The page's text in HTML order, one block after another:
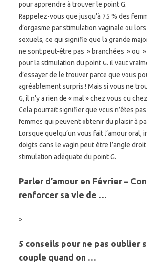
pour apprendre à trouver le point G.
Rappelez-vous que jusqu’à 75 % des
d’orgasme par stimulation vaginale ou
sexuels, ce qui signifie que la grande
ne sont peut-être pas » branchées » ou
pour la stimulation du point G. Il vaut
d’essayer de le trouver parce que vous
agréablement surpris ! Mais si vous ne
G, il n’y a rien de « mal » chez vous ou
Cela pourrait signifier que vous n’êtes
femmes qui peuvent obtenir du plaisir à
Lorsque quelqu’un vous fait l’amour oral,
doigts dans le vagin peut être l’angle
stimulation adéquate du point G.
Parler d’amour en Février –
renforcer sa vie de …
>
5 conseils pour ne pas oublier
couple quand on …